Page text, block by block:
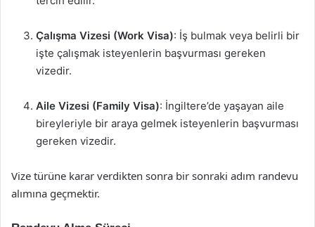
Çalışma Vizesi (Work Visa): İş bulmak veya belirli bir
işte çalışmak isteyenlerin başvurması gereken
vizedir.
Aile Vizesi (Family Visa): İngiltere’de yaşayan aile
bireyleriyle bir araya gelmek isteyenlerin başvurması
gereken vizedir.
Vize türüne karar verdikten sonra bir sonraki adım randevu
alımına geçmektir.